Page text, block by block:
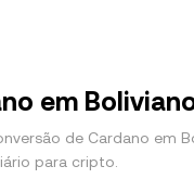
em
de Cardano em
para cripto.